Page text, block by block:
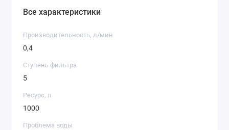
Все характеристики
Производительность, л/мин
0,4
Ступень фильтра
5
Ресурс, л
1000
Проблема воды